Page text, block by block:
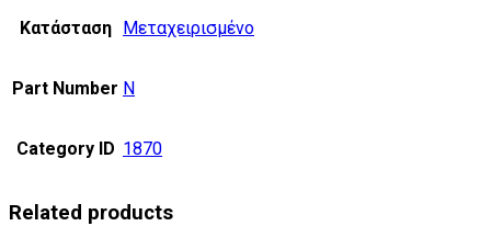
Κατάσταση Μεταχειρισμένο
Part Number N
Category ID 1870
Related products